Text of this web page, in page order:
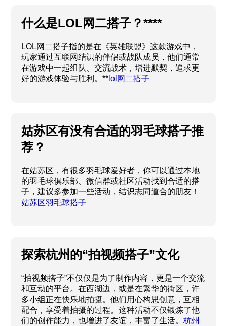
什么是LOL网二搭子？****
LOL网二搭子指的是在《英雄联盟》这款游戏中，
玩家通过互联网结识的伴侣或战队成员，他们通常
在游戏中一起组队、交流战术，增进默契，追求更
好的游戏体验与胜利。** lol网二搭子
姑苏区有没有合适的羽毛球搭子推
荐？
在姑苏区，有很多羽毛球爱好者，你可以通过本地
的羽毛球俱乐部、微信群或社区活动找到合适的搭
子，建议多参加一些活动，结识志同道合的朋友！
姑苏区羽毛球搭子
探索杭州的“拍视频搭子”文化
“拍视频搭子”不仅仅是为了制作内容，更是一个交流
和互动的平台。在西湖边，或是在繁华的街区，许
多小组正在快乐地拍摄。他们用心构思创意，互相
配合，享受着拍摄的过程。这种活动不仅锻炼了他
们的创作能力，也增进了友谊，丰富了生活。杭州